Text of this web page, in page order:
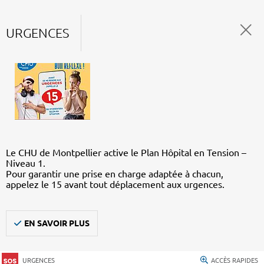
URGENCES
Le CHU de Montpellier active le Plan Hôpital en Tension –
Niveau 1.
Pour garantir une prise en charge adaptée à chacun,
appelez le 15 avant tout déplacement aux urgences.
EN SAVOIR PLUS
URGENCES ACCÈS RAPIDES